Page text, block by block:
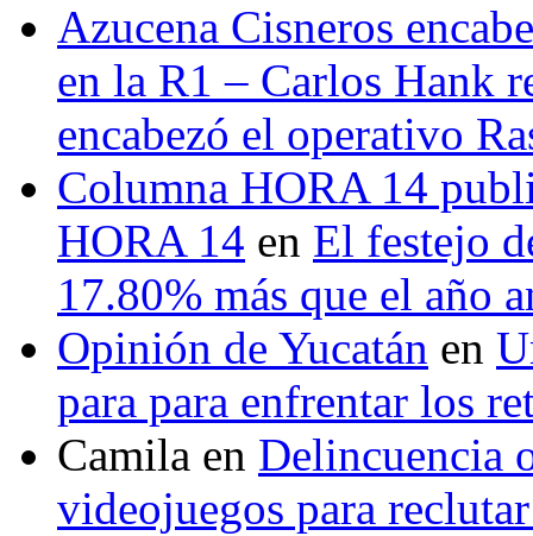
Azucena Cisneros
en la R1 – Carlos Hank
encabezó el operativo
Columna HORA 14
HORA 14 en El festejo
17.80% más que el año
Opinión de Yucatán en
para para enfrentar los
Camila en Delincuencia
videojuegos para